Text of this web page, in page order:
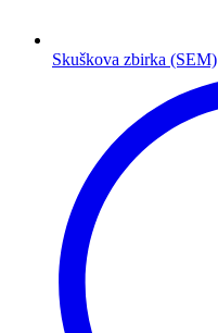
Skuškova zbirka (SEM)